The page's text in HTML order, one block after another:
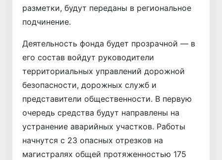
разметки, будут переданы в региональное
подчинение.
Деятельность фонда будет прозрачной — в
его состав войдут руководители
территориальных управлений дорожной
безопасности, дорожных служб и
представители общественности. В первую
очередь средства будут направлены на
устранение аварийных участков. Работы
начнутся с 23 опасных отрезков на
магистралях общей протяженностью 175